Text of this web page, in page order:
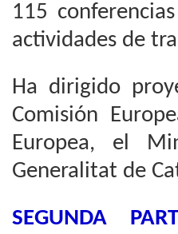
115
actividades de
Ha dirigido
Comisión
Europea, el
Generalitat de
SEGUNDA